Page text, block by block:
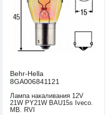
Behr-Hella
8GA006841121
Лампа накаливания 12V
21W PY21W BAU15s Iveco.
MB. RVI